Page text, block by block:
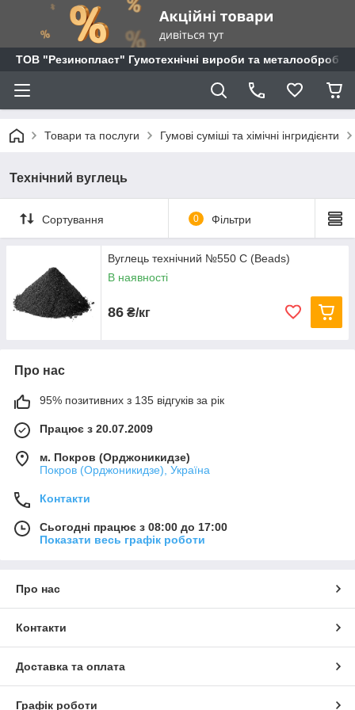
ТОВ "Резинопласт" Гумотехнічні вироби та металообробка
Товари та послуги Гумові суміші та хімічні інгридієнти
Технічний вуглець
Сортування 0 Фільтри
Вуглець технічний №550 C (Beads)
В наявності
86 ₴/кг
Про нас
95% позитивних з 135 відгуків за рік
Працює з 20.07.2009
м. Покров (Орджоникидзе)
Покров (Орджоникидзе), Україна
Контакти
Сьогодні працює з 08:00 до 17:00
Показати весь графік роботи
Про нас
Контакти
Доставка та оплата
Графік роботи